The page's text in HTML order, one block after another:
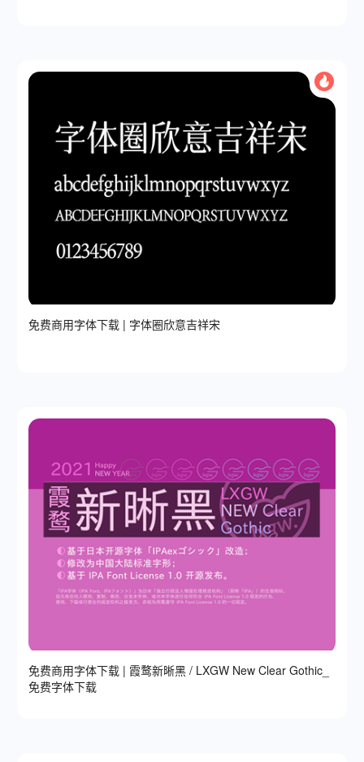
免费商用字体下载 | 字体圈欣意吉祥宋
免费商用字体下载 | 霞鹜新晰黑 / LXGW New Clear Gothic_
免费字体下载